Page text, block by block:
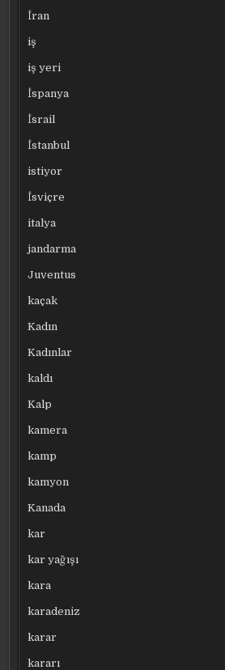
İran
iş
iş yeri
İspanya
İsrail
İstanbul
istiyor
İsviçre
italya
jandarma
Juventus
kaçak
Kadın
Kadınlar
kaldı
Kalp
kamera
kamp
kamyon
Kanada
kar
kar yağışı
kara
karadeniz
karar
kararı